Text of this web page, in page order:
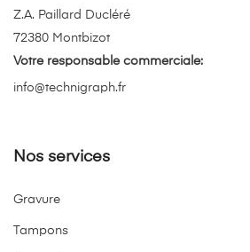
Z.A. Paillard Ducléré
72380 Montbizot
Votre responsable commerciale:
info@technigraph.fr
Nos services
Gravure
Tampons